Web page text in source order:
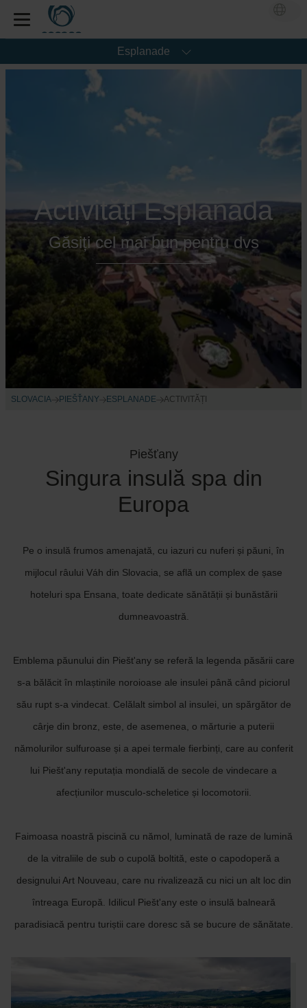
Esplanade
Activități Esplanada
Găsiți cel mai bun pentru dvs
SLOVACIA PIEŠŤANY ESPLANADE ACTIVITĂȚI
Piešťany
Singura insulă spa din
Europa
Pe o insulă frumos amenajată, cu iazuri cu nuferi și păuni, în
mijlocul râului Váh din Slovacia, se află un complex de șase
hoteluri spa Ensana, toate dedicate sănătății și bunăstării
dumneavoastră.
Emblema păunului din Piešt'any se referă la legenda păsării care
s-a bălăcit în mlaștinile noroioase ale insulei până când piciorul
său rupt s-a vindecat. Celălalt simbol al insulei, un spărgător de
cârje din bronz, este, de asemenea, o mărturie a puterii
nămolurilor sulfuroase și a apei termale fierbinți, care au conferit
lui Piešt'any reputația mondială de secole de vindecare a
afecțiunilor musculo-scheletice și locomotorii.
Faimoasa noastră piscină cu nămol, luminată de raze de lumină
de la vitraliile de sub o cupolă boltită, este o capodoperă a
designului Art Nouveau, care nu rivalizează cu nici un alt loc din
întreaga Europă. Idilicul Piešt'any este o insulă balneară
paradisiacă pentru turiștii care doresc să se bucure de sănătate.